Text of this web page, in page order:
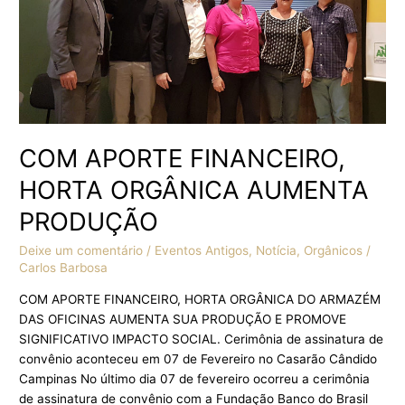
COM APORTE FINANCEIRO,
HORTA ORGÂNICA AUMENTA
PRODUÇÃO
Deixe um comentário / Eventos Antigos, Notícia, Orgânicos /
Carlos Barbosa
COM APORTE FINANCEIRO, HORTA ORGÂNICA DO ARMAZÉM
DAS OFICINAS AUMENTA SUA PRODUÇÃO E PROMOVE
SIGNIFICATIVO IMPACTO SOCIAL. Cerimônia de assinatura de
convênio aconteceu em 07 de Fevereiro no Casarão Cândido
Campinas No último dia 07 de fevereiro ocorreu a cerimônia
de assinatura de convênio com a Fundação Banco do Brasil